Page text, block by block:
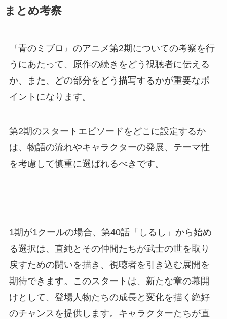
まとめ考察
『青のミブロ』のアニメ第2期についての考察を行
うにあたって、原作の続きをどう視聴者に伝える
か、また、どの部分をどう描写するかが重要なポ
イントになります。
第2期のスタートエピソードをどこに設定するか
は、物語の流れやキャラクターの発展、テーマ性
を考慮して慎重に選ばれるべきです。
1期が1クールの場合、第40話「しるし」から始め
る選択は、直純とその仲間たちが武士の世を取り
戻すための闘いを描き、視聴者を引き込む展開を
期待できます。このスタートは、新たな章の幕開
けとして、登場人物たちの成長と変化を描く絶好
のチャンスを提供します。キャラクターたちが直